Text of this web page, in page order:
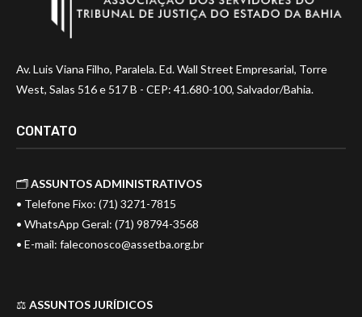
Av. Luis Viana Filho, Paralela. Ed. Wall Street Empresarial, Torre
West, Salas 516 e 517 B - CEP: 41.680-100, Salvador/Bahia.
CONTATO
🗂️ASSUNTOS ADMINISTRATIVOS
• Telefone Fixo: (71) 3271-7815
• WhatsApp Geral: (71) 98794-3568
• E-mail: faleconosco@assetba.org.br
⚖️ ASSUNTOS JURÍDICOS